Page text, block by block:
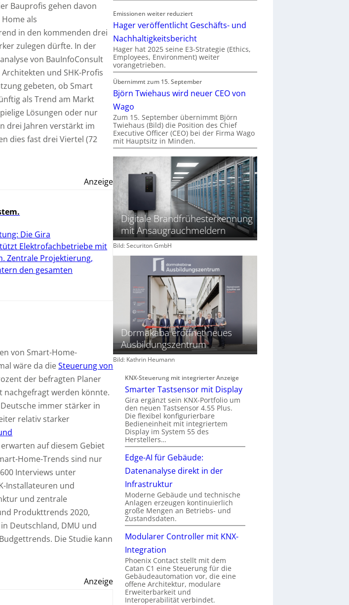
Bauprofis gehen davon
als
in den kommenden drei
zulegen dürfte. In der
von BauInfoConsult
und SHK-Profis
gebeten, ob Smart
als Trend am Markt
Lösungen oder nur
drei Jahren verstärkt im
dies fast drei Viertel (72
Anzeige
Die Gira
Elektrofachbetriebe mit
Zentrale Projektierung,
den gesamten
von Smart-Home-
wäre da dieSteuerung von
der befragten Planer
nachgefragt werden könnte.
immer stärker in
relativ starker
auf diesem Gebiet
Home-Trends sind nur
Interviews unter
Installateuren und
und zentrale
Produkttrends 2020,
Deutschland, DMU und
Die Studie kann
Anzeige
Emissionen weiter reduziert
Hager veröffentlicht Geschäfts- und
Nachhaltigkeitsbericht
Hager hat 2025 seine E3-Strategie (Ethics,
Employees, Environment) weiter
vorangetrieben.
Übernimmt zum 15. September
Björn Twiehaus wird neuer CEO von
Wago
Zum 15. September übernimmt Björn
Twiehaus (Bild) die Position des Chief
Executive Officer (CEO) bei der Firma Wago
mit Hauptsitz in Minden.
Digitale Brandfrühesterkennung
mit Ansaugrauchmeldern
Bild: Securiton GmbH
Dormakaba eröffnet neues
Ausbildungszentrum
Bild: Kathrin Heumann
KNX-Steuerung mit integrierter Anzeige
Smarter Tastsensor mit Display
Gira ergänzt sein KNX-Portfolio um
den neuen Tastsensor 4.55 Plus.
Die flexibel konfigurierbare
Bedieneinheit mit integriertem
Display im System 55 des
Herstellers…
Edge-AI für Gebäude:
Datenanalyse direkt in der
Infrastruktur
Moderne Gebäude und technische
Anlagen erzeugen kontinuierlich
große Mengen an Betriebs- und
Zustandsdaten.
Modularer Controller mit KNX-
Integration
Phoenix Contact stellt mit dem
Catan C1 eine Steuerung für die
Gebäudeautomation vor, die eine
offene Architektur, modulare
Erweiterbarkeit und
Interoperabilität verbindet.